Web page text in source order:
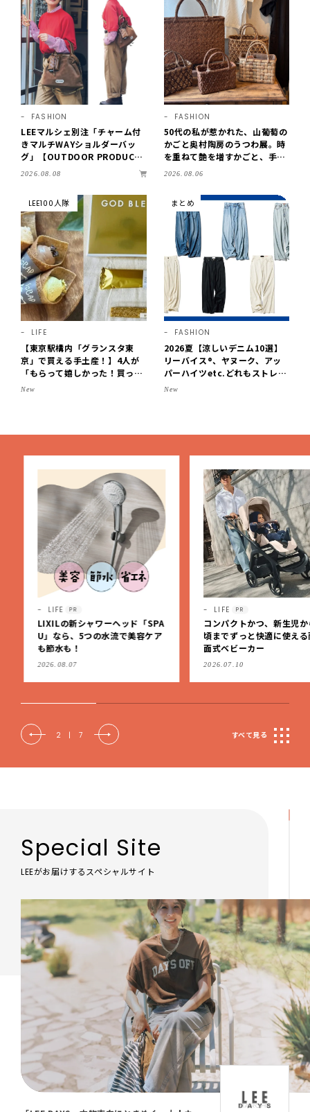
FASHION
LEEマルシェ別注「チャーム付
きマルチWAYショルダーバッ
グ」【OUTDOOR PRODUCT
S ×LEE100人隊】第3弾はリッ
2026.08.08
FASHION
50代の私が惹かれた、山葡萄の
かごと奥村陶房のうつわ展。時
を重ねて艶を増すかごと、手仕
事の美しさに出会いました。
2026.08.06
LEE100人隊
LIFE
【東京駅構内「グランスタ東
京」で買える手土産！】4人が
「もらって嬉しかった！買って
よかった」スイーツを拝見♪G
New
まとめ
FASHION
2026夏【涼しいデニム10選】
リーバイス®、ヤヌーク、アッ
パーハイツetc.どれもストレス
フリーなはき心地！
New
LIFE PR
LIXILの新シャワーヘッド「SPA
U」なら、5つの水流で美容ケア
も節水も！
2026.08.07
LIFE PR
コンパクトかつ、新生児か
頃までずっと快適に使える
面式ベビーカー
2026.07.10
2 | 7 すべて見る
Special Site
LEEがお届けするスペシャルサイト